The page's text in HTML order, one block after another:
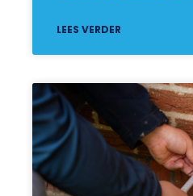
LEES VERDER